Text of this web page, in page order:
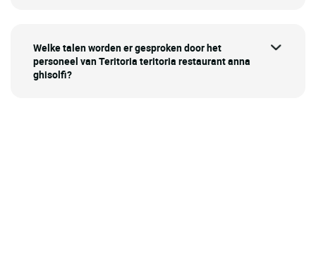
Welke talen worden er gesproken door het
personeel van Teritoria teritoria restaurant anna
ghisolfi?